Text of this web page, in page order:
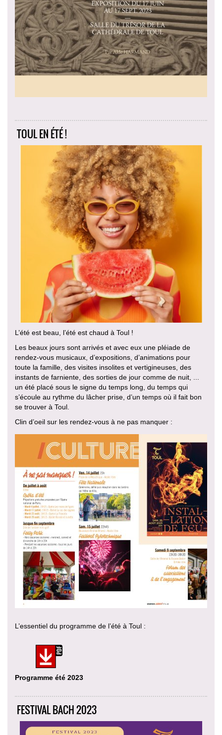
TOUL EN ÉTÉ !
L’été est beau, l’été est chaud à Toul !
Les beaux jours sont arrivés et avec eux une pléiade de
rendez-vous musicaux, d’expositions, d’animations pour
toute la famille, des visites insolites et vertigineuses, des
instants de farniente, des sorties de jour comme de nuit, ...
un été placé sous le signe du temps long, du temps qui
s’écoule au rythme du lâcher prise, d’un temps où il fait bon
se trouver à Toul.
Clin d’oeil sur les rendez-vous à ne pas manquer :
L’essentiel du programme de l’été à Toul :
Programme été 2023
FESTIVAL BACH 2023